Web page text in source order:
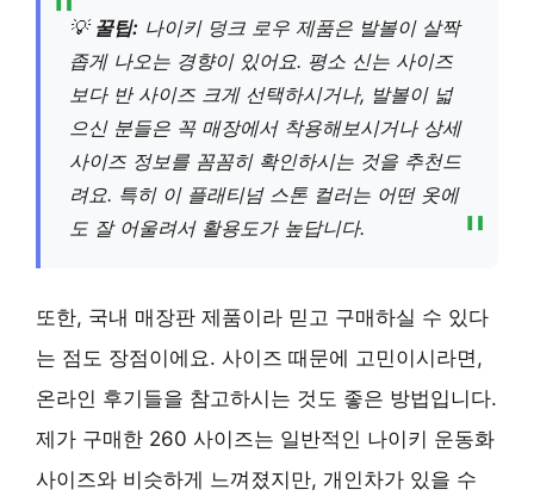
💡 꿀팁: 나이키 덩크 로우 제품은 발볼이 살짝
좁게 나오는 경향이 있어요. 평소 신는 사이즈
보다 반 사이즈 크게 선택하시거나, 발볼이 넓
으신 분들은 꼭 매장에서 착용해보시거나 상세
사이즈 정보를 꼼꼼히 확인하시는 것을 추천드
려요. 특히 이 플래티넘 스톤 컬러는 어떤 옷에
도 잘 어울려서 활용도가 높답니다.
또한, 국내 매장판 제품이라 믿고 구매하실 수 있다
는 점도 장점이에요. 사이즈 때문에 고민이시라면,
온라인 후기들을 참고하시는 것도 좋은 방법입니다.
제가 구매한 260 사이즈는 일반적인 나이키 운동화
사이즈와 비슷하게 느껴졌지만, 개인차가 있을 수